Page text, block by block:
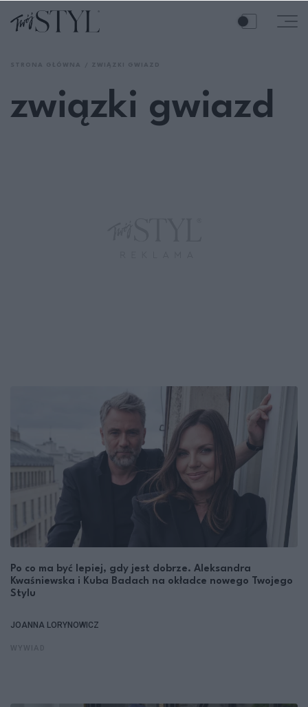
związki gwiazd
Po co ma być lepiej, gdy jest dobrze. Aleksandra
Kwaśniewska i Kuba Badach na okładce nowego Twojego
Stylu
JOANNA LORYNOWICZ